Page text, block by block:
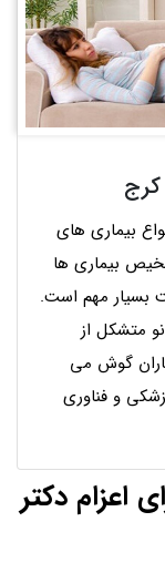
بیماری های
بیماری ها
بسیار مهم است.
متشکل از
گوش می
و فناوری
اعزام دکتر